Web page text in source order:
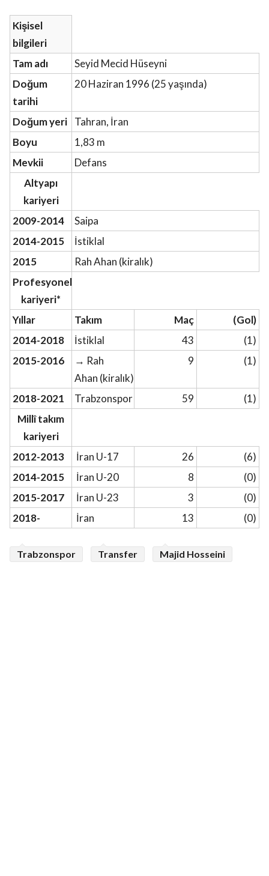
Kişisel
bilgileri
Tam adı
Seyid Mecid Hüseyni
Doğum
tarihi
20 Haziran 1996 (25 yaşında)
Doğum yeri
Tahran, İran
Boyu
1,83 m
Mevkii
Defans
Altyapı
kariyeri
2009-2014
Saipa
2014-2015
İstiklal
2015
Rah Ahan (kiralık)
Profesyonel
kariyeri*
Yıllar
Takım Maç
(Gol)
2014-2018
İstiklal 43
(1)
2015-2016
→ Rah
Ahan (kiralık)
9 (1)
2018-2021 Trabzonspor 59
(1)
Millî takım
kariyeri
2012-2013
İran U-17 26
(6)
2014-2015
İran U-20 8
(0)
2015-2017
İran U-23 3
(0)
2018-
İran 13 (0)
Trabzonspor Transfer Majid Hosseini